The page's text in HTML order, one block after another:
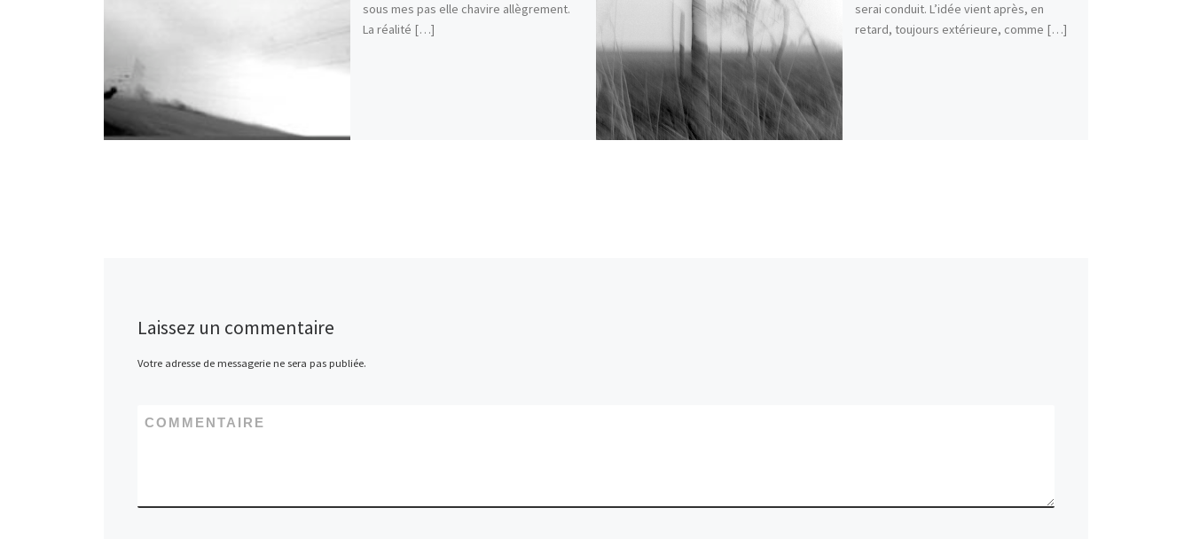
sous mes pas elle chavire allègrement.
La réalité […]
serai conduit. L’idée vient après, en
retard, toujours extérieure, comme […]
Laissez un commentaire
Votre adresse de messagerie ne sera pas publiée.
COMMENTAIRE